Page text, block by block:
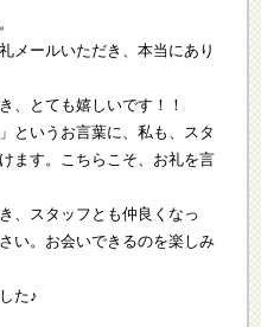
メールいただき、本当にあり
、とても嬉しいです！！
というお言葉に、私も、スタ
ます。こちらこそ、お礼を言
、スタッフとも仲良くなっ
い。お会いできるのを楽しみ
た♪